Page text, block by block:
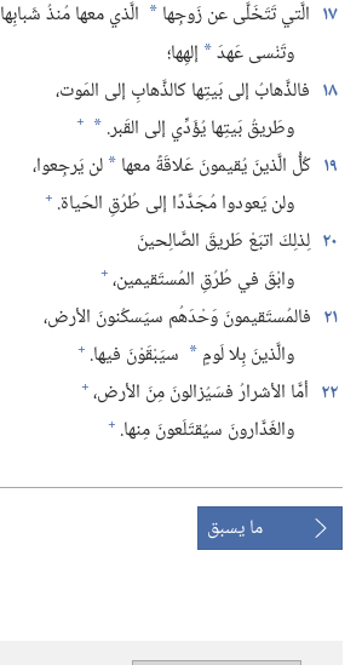
١٧ الَّتي تَتَخَلَّى عن زَوجِها * الَّذي معها مُنذُ شَبابِها
وتَنْسى عَهدَ* إلهِها؛‏
١٨ فالذَّهابُ إلى بَيتِها كالذَّهابِ إلى المَوت،‏
وطَريقُ بَيتِها يُؤَدِّي إلى القَبر.‏ *
+
١٩ كُلُّ الَّذينَ يُقيمونَ عَلاقَةً معها * لن يَرجِعوا،‏
ولن يَعودوا مُجَدَّدًا إلى طُرُقِ الحَياة.‏ +
٢٠ لِذلِكَ اتبَعْ طَريقَ الصَّالِحينَ
وابْقَ في طُرُقِ المُستَقيمين،‏ +
٢١ فالمُستَقيمونَ وَحْدَهُم سيَسكُنونَ الأرض،‏
والَّذينَ بِلا لَومٍ * سيَبْقَوْنَ فيها.‏ +
٢٢ أمَّا الأشرارُ فسَيُزالونَ مِنَ الأرض،‏ +
والغَدَّارونَ سيُقتَلَعونَ مِنها.‏ +
ما يسبق